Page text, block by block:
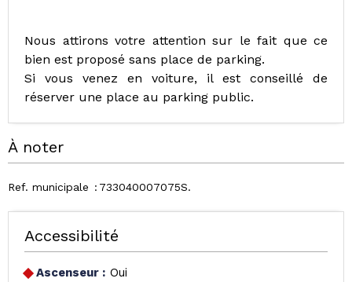
Nous attirons votre attention sur le fait que ce
bien est proposé sans place de parking.
Si vous venez en voiture, il est conseillé de
réserver une place au parking public.
À noter
Ref. municipale 733040007075S
Accessibilité
Ascenseur : Oui